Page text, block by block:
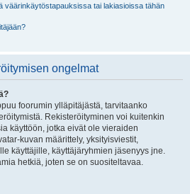
väärinkäytöstapauksissa tai lakiasioissa tähän
ongelmat
foorumin ylläpitäjästä, tarvitaanko
Rekisteröityminen voi kuitenkin
käyttöön, jotka eivät ole vieraiden
kuvan määrittely, yksityisviestit,
käyttäjille, käyttäjäryhmien jäsenyys jne.
hetkiä, joten se on suositeltavaa.